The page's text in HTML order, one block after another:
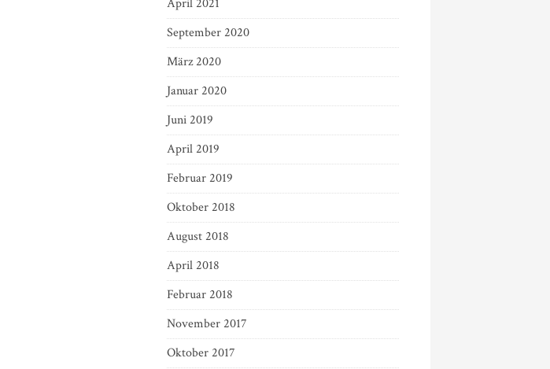
April 2021
September 2020
März 2020
Januar 2020
Juni 2019
April 2019
Februar 2019
Oktober 2018
August 2018
April 2018
Februar 2018
November 2017
Oktober 2017